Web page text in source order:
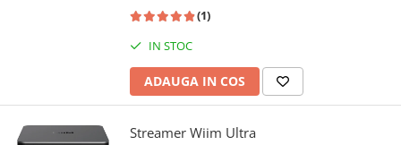
(1)
IN STOC
ADAUGA IN COS
Streamer Wiim Ultra